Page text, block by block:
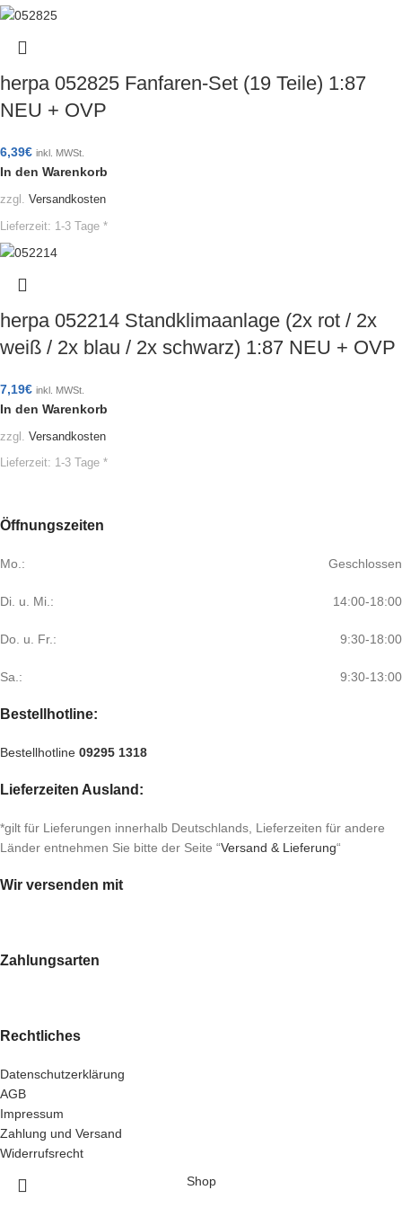
herpa 052825 Fanfaren-Set (19 Teile) 1:87
NEU + OVP
6,39€ inkl. MWSt.
In den Warenkorb
zzgl. Versandkosten
Lieferzeit: 1-3 Tage *
herpa 052214 Standklimaanlage (2x rot / 2x
weiß / 2x blau / 2x schwarz) 1:87 NEU + OVP
7,19€ inkl. MWSt.
In den Warenkorb
zzgl. Versandkosten
Lieferzeit: 1-3 Tage *
Öffnungszeiten
Mo.: Geschlossen
Di. u. Mi.: 14:00-18:00
Do. u. Fr.: 9:30-18:00
Sa.: 9:30-13:00
Bestellhotline:
Bestellhotline 09295 1318
Lieferzeiten Ausland:
*gilt für Lieferungen innerhalb Deutschlands, Lieferzeiten für andere
Länder entnehmen Sie bitte der Seite “Versand & Lieferung“
Wir versenden mit
Zahlungsarten
Rechtliches
Datenschutzerklärung
AGB
Impressum
Zahlung und Versand
Widerrufsrecht
Shop